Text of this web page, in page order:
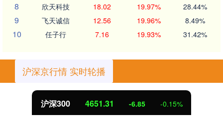
8 欣天科技 18.02 19.97% 28.44%
9 飞天诚信 12.56 19.96% 8.49%
10 任子行 7.16 19.93% 31.42%
沪深京行情 实时轮播
沪深300 4651.31 -6.85 -0.15%